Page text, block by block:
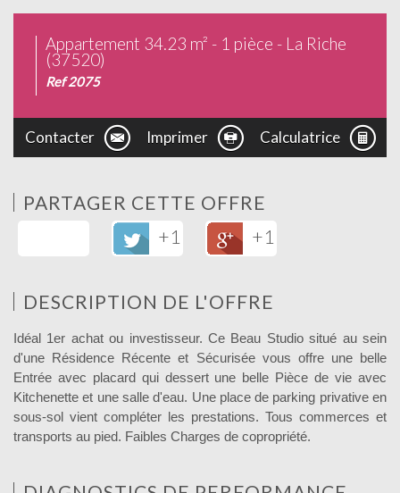
Appartement 34.23 m² - 1 pièce - La Riche
(37520)
Ref 2075
Contacter Imprimer Calculatrice
PARTAGER CETTE OFFRE
+1
+1
DESCRIPTION DE L'OFFRE
Idéal 1er achat ou investisseur. Ce Beau Studio situé au sein
d'une Résidence Récente et Sécurisée vous offre une belle
Entrée avec placard qui dessert une belle Pièce de vie avec
Kitchenette et une salle d'eau. Une place de parking privative en
sous-sol vient compléter les prestations. Tous commerces et
transports au pied. Faibles Charges de copropriété.